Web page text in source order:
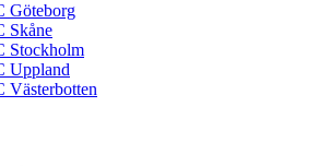
Göteborg
Skåne
Stockholm
Uppland
Västerbotten